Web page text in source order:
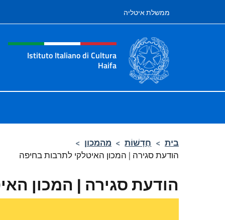
ממשלת איטליה
header, social and menu
Istituto Italiano di Cultura
Haifa
בית > חֲדָשׁוֹת > מהמכון >
הודעת סגירה | המכון האיטלקי לתרבות בחיפה
הודעת סגירה | המכון